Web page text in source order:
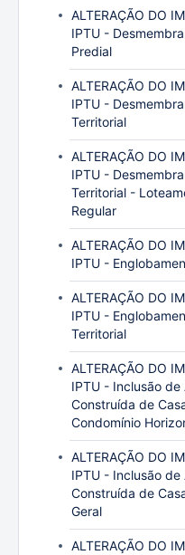
ALTERAÇÃO DO
IPTU -
Predial
ALTERAÇÃO DO
IPTU -
Territorial
ALTERAÇÃO DO
IPTU -
Territorial -
Regular
ALTERAÇÃO DO
IPTU -
ALTERAÇÃO DO
IPTU -
Territorial
ALTERAÇÃO DO
IPTU - Inclusão de
Construída de
Condomínio
ALTERAÇÃO DO
IPTU - Inclusão de
Construída de
Geral
ALTERAÇÃO DO